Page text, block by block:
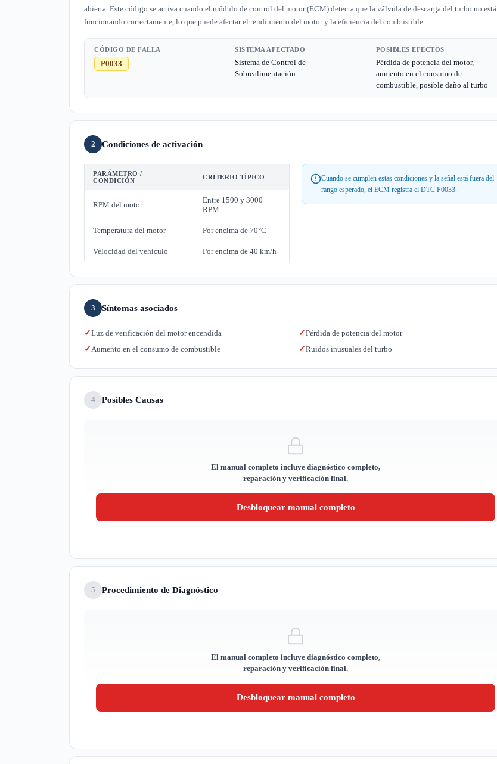
abierta. Este código se activa cuando el módulo de control del motor (ECM) detecta que la válvula de descarga del turbo no está
funcionando correctamente, lo que puede afectar el rendimiento del motor y la eficiencia del combustible.
CÓDIGO DE FALLA
P0033
SISTEMA AFECTADO
Sistema de Control de
Sobrealimentación
POSIBLES EFECTOS
Pérdida de potencia del motor,
aumento en el consumo de
combustible, posible daño al turbo
2 Condiciones de activación
PARÁMETRO /
CONDICIÓN
CRITERIO TÍPICO
RPM del motor
Entre 1500 y 3000
RPM
Temperatura del motor Por encima de 70°C
Velocidad del vehículo Por encima de 40 km/h
Cuando se cumplen estas condiciones y la señal está fuera del
rango esperado, el ECM registra el DTC P0033.
3 Síntomas asociados
✓Luz de verificación del motor encendida ✓Pérdida de potencia del motor
✓ Aumento en el consumo de combustible ✓Ruidos inusuales del turbo
4 Posibles Causas
El manual completo incluye diagnóstico completo,
reparación y verificación final.
Desbloquear manual completo
5 Procedimiento de Diagnóstico
El manual completo incluye diagnóstico completo,
reparación y verificación final.
Desbloquear manual completo